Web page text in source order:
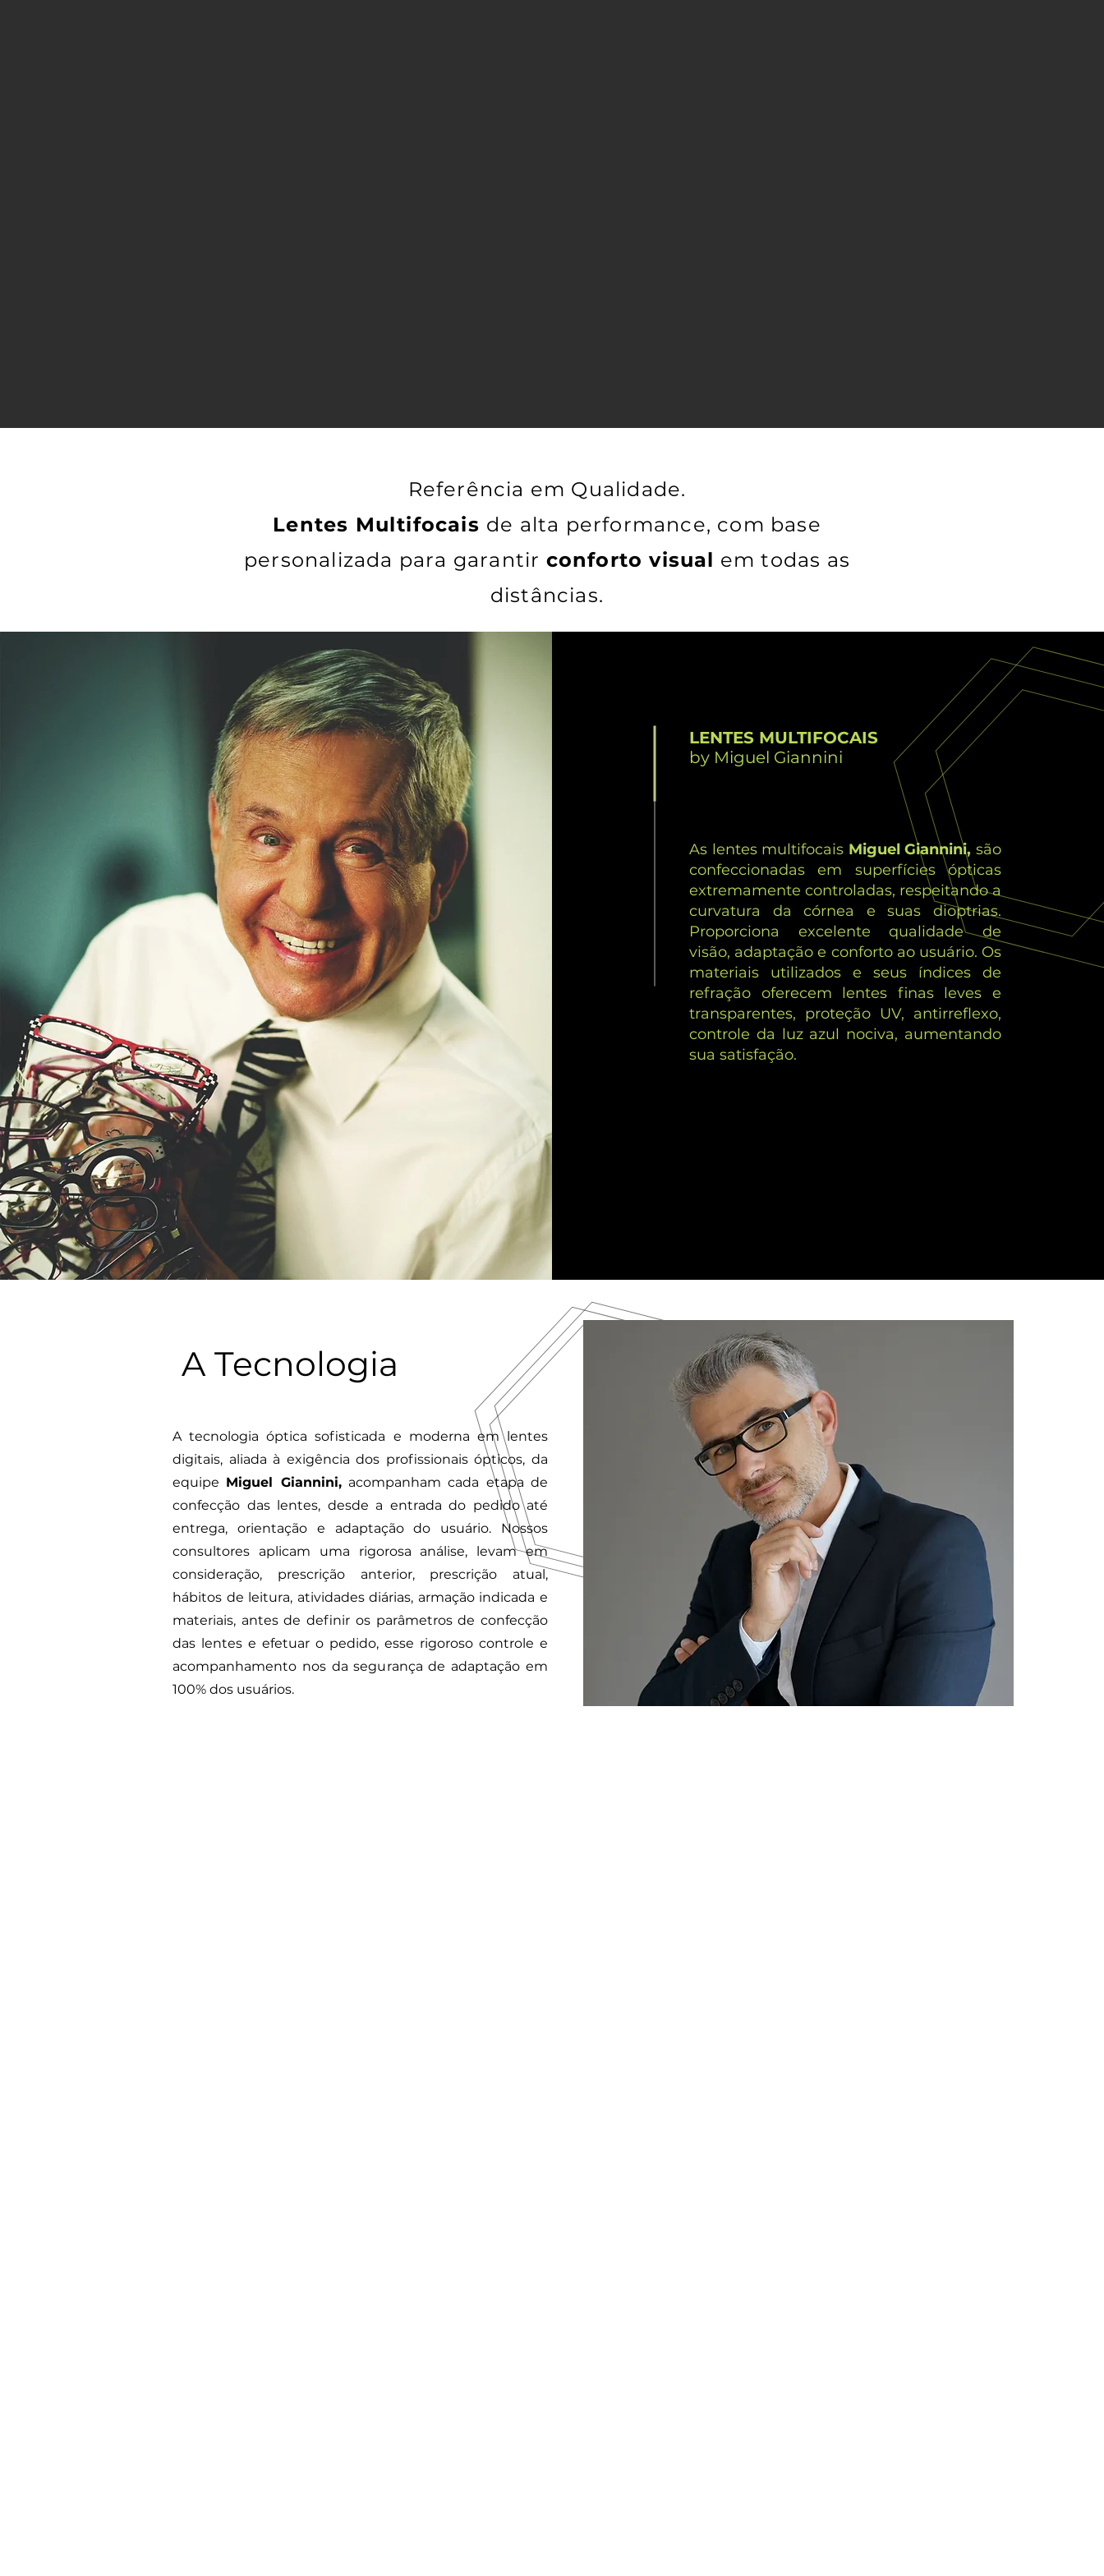
Referência em Qualidade.
Lentes Multifocais de alta performance, com base
personalizada para garantir conforto visual em todas as
distâncias.
LENTES MULTIFOCAIS
by Miguel Giannini
As lentes multifocais Miguel Giannini, são
confeccionadas em superfícies ópticas
extremamente controladas, respeitando a
curvatura da córnea e suas dioptrias.
Proporciona excelente qualidade de
visão, adaptação e conforto ao usuário. Os
materiais utilizados e seus índices de
refração oferecem lentes finas leves e
transparentes, proteção UV, antirreflexo,
controle da luz azul nociva, aumentando
sua satisfação.
A Tecnologia
A tecnologia óptica sofisticada e moderna em lentes
digitais, aliada à exigência dos profissionais ópticos, da
equipe Miguel Giannini,acompanham cada etapa de
confecção das lentes, desde a entrada do pedido até
entrega, orientação e adaptação do usuário. Nossos
consultores aplicam uma rigorosa análise, levam em
consideração, prescrição anterior, prescrição atual,
hábitos de leitura, atividades diárias, armação indicada e
materiais, antes de definir os parâmetros de confecção
das lentes e efetuar o pedido, esse rigoroso controle e
acompanhamento nos da segurança de adaptação em
100% dos usuários.